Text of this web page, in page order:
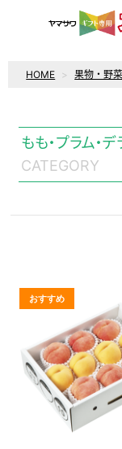
HOME 果物・野菜
CATEGORY
もも・プラム・